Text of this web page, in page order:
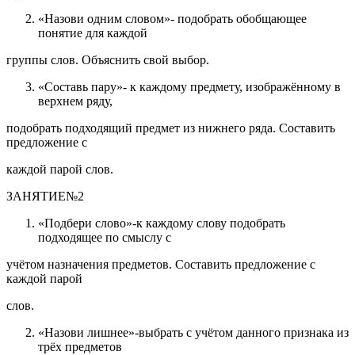
«Назови одним словом»- подобрать обобщающее
понятие для каждой
группы слов. Объяснить свой выбор.
«Составь пару»- к каждому предмету, изображённому в
верхнем ряду,
подобрать подходящий предмет из нижнего ряда. Составить
предложение с
каждой парой слов.
ЗАНЯТИЕ№2
«Подбери слово»-к каждому слову подобрать
подходящее по смыслу с
учётом назначения предметов. Составить предложение с
каждой парой
слов.
«Назови лишнее»-выбрать с учётом данного признака из
трёх предметов